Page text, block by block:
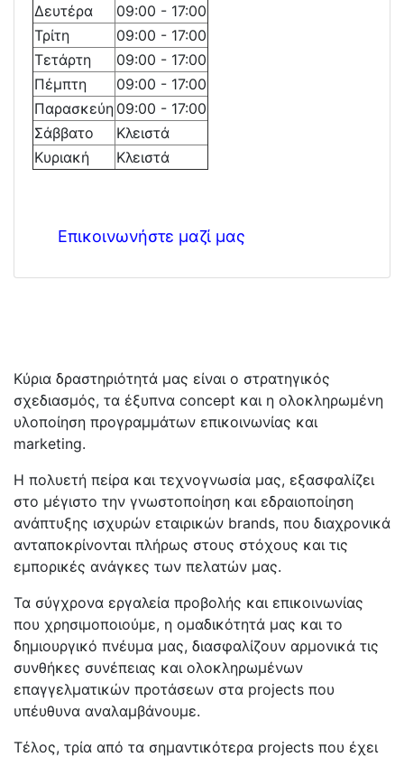
Δευτέρα
09:00 - 17:00
Τρίτη
09:00 - 17:00
Τετάρτη
09:00 - 17:00
Πέμπτη
09:00 - 17:00
Παρασκεύη 09:00 - 17:00
Σάββατο
Κλειστά
Κυριακή
Κλειστά
Επικοινωνήστε μαζί μας
Κύρια δραστηριότητά μας είναι ο στρατηγικός
σχεδιασμός, τα έξυπνα concept και η ολοκληρωμένη
υλοποίηση προγραμμάτων επικοινωνίας και
marketing.
Η πολυετή πείρα και τεχνογνωσία μας, εξασφαλίζει
στο μέγιστο την γνωστοποίηση και εδραιοποίηση
ανάπτυξης ισχυρών εταιρικών brands, που διαχρονικά
ανταποκρίνονται πλήρως στους στόχους και τις
εμπορικές ανάγκες των πελατών μας.
Τα σύγχρονα εργαλεία προβολής και επικοινωνίας
που χρησιμοποιούμε, η ομαδικότητά μας και το
δημιουργικό πνέυμα μας, διασφαλίζουν αρμονικά τις
συνθήκες συνέπειας και ολοκληρωμένων
επαγγελματικών προτάσεων στα projects που
υπέυθυνα αναλαμβάνουμε.
Τέλος, τρία από τα σημαντικότερα projects που έχει